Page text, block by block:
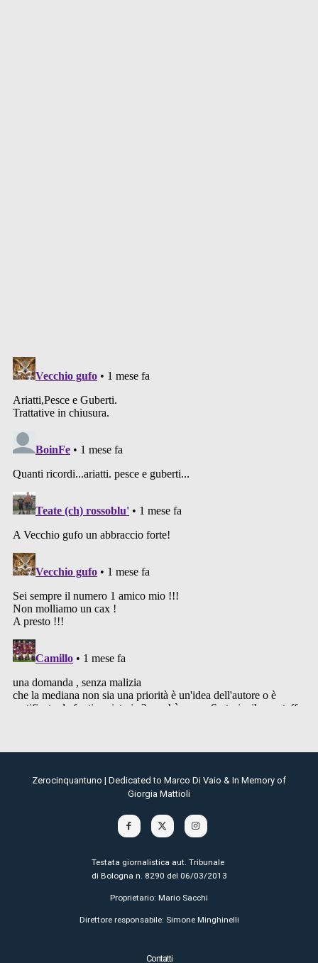
Zerocinquantuno | Dedicated to Marco Di Vaio & In Memory of
Giorgia Mattioli
Testata giornalistica aut. Tribunale
di Bologna n. 8290 del 06/03/2013
Proprietario: Mario Sacchi
Direttore responsabile: Simone Minghinelli
Contatti